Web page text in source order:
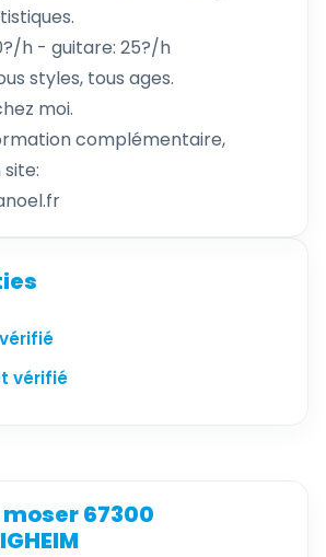
h - guitare: 25?/h
styles, tous ages.
moi.
complémentaire,
vérifié
67300